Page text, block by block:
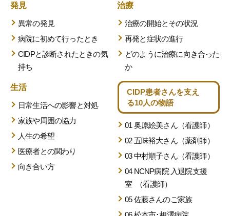
発見
異常の発見
病院に初めて行ったとき
CIDPと診断されたときの気
持ち
治療
治療の開始とその状況
再発と症状の進行
どのように治療に向き合った
か
生活
日常生活への影響と対処
家族や周囲の協力
人生の希望
医療者との関わり
向き合い方
CIDP患者さんを支え
る10人の物語
01 奥原絵美さん（看護師）
02 五味裕大さん（薬剤師）
03 中村順子さん（看護師）
04 NCNP病院 入退院支援
室 （看護師）
05 佐藤さんのご家族